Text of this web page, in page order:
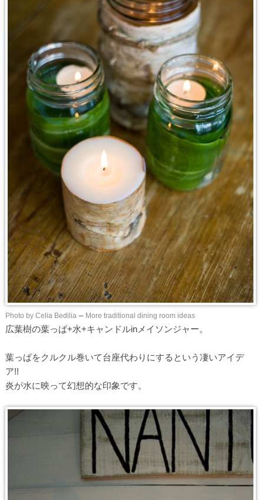
Photo by Celia Bedilia– More traditional dining room ideas
広葉樹の葉っぱ+水+キャンドルinメイソンジャー。
葉っぱをクルクル巻いて台座代わりにするという凄いアイデ
ア!!
炎が水に映って幻想的な印象です。